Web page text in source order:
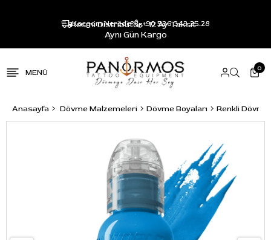
Resmi Distribütör - 12 Ay Taksit -
Aynı Gün Kargo
Kargom Nerede? +90 536 343 25 28
0
Anasayfa Dövme Malzemeleri Dövme Boyaları Renkli Dövme